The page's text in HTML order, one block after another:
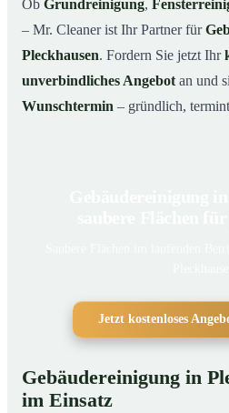
Ob Grundreinigung,
– Mr. Cleaner ist Ihr Partner für
Pleckhausen. Fordern Sie jetzt Ihr
unverbindliches Angebot an und
Wunschtermin – gründlich,
Jetzt kostenloses
Gebäudereinigung in
im Einsatz